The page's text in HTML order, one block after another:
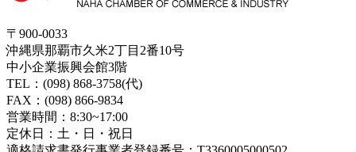
〒900-0033
沖縄県那覇市久米2丁目2番10号
中小企業振興会館3階
TEL：(098) 868-3758(代)
FAX：(098) 866-9834
営業時間：8:30~17:00
定休日：土・日・祝日